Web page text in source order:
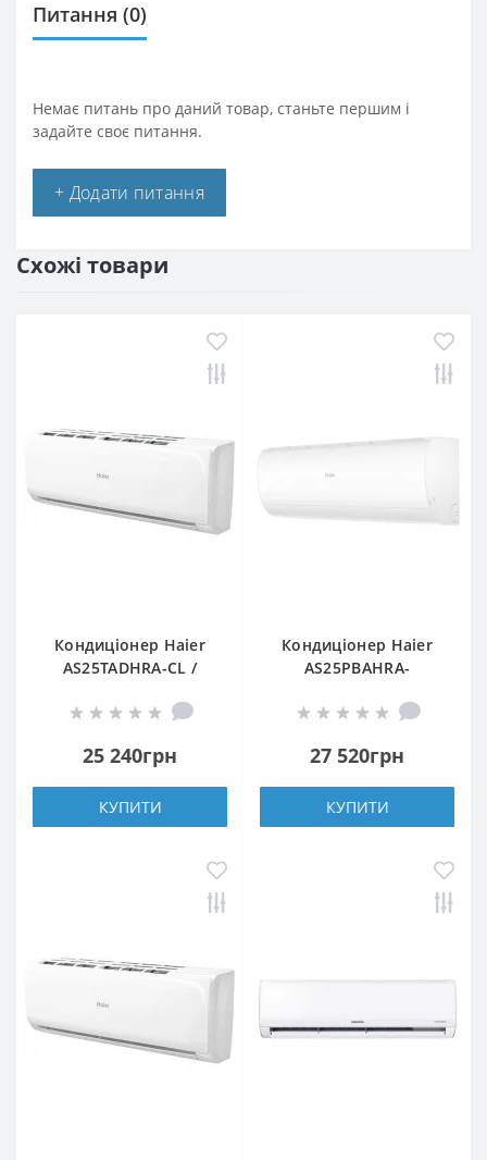
Питання (0)
Немає питань про даний товар, станьте першим і
задайте своє питання.
+ Додати питання
Схожі товари
Кондиціонер Haier
AS25TADHRA-CL /
25 240грн
КУПИТИ
Кондиціонер Haier
AS25PBAHRA-
27 520грн
КУПИТИ